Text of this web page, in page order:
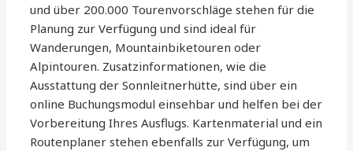
und über 200.000 Tourenvorschläge stehen für die
Planung zur Verfügung und sind ideal für
Wanderungen, Mountainbiketouren oder
Alpintouren. Zusatzinformationen, wie die
Ausstattung der Sonnleitnerhütte, sind über ein
online Buchungsmodul einsehbar und helfen bei der
Vorbereitung Ihres Ausflugs. Kartenmaterial und ein
Routenplaner stehen ebenfalls zur Verfügung, um